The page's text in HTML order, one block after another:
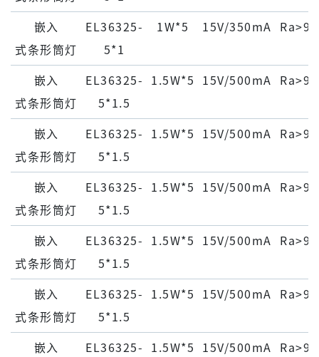
嵌⼊
式条形筒灯
EL36325-
5*1
1W*5 15V/350mA Ra>90
嵌⼊
式条形筒灯
EL36325-
5*1.5
1.5W*5 15V/500mA Ra>90
嵌⼊
式条形筒灯
EL36325-
5*1.5
1.5W*5 15V/500mA Ra>90
嵌⼊
式条形筒灯
EL36325-
5*1.5
1.5W*5 15V/500mA Ra>90
嵌⼊
式条形筒灯
EL36325-
5*1.5
1.5W*5 15V/500mA Ra>90
嵌⼊
式条形筒灯
EL36325-
5*1.5
1.5W*5 15V/500mA Ra>90
嵌⼊
EL36325-
1.5W*5 15V/500mA Ra>90